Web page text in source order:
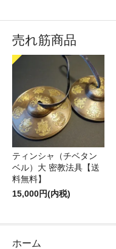
売れ筋商品
ティンシャ（チベタン
ベル）大 密教法具【送
料無料】
15,000円(内税)
ホーム